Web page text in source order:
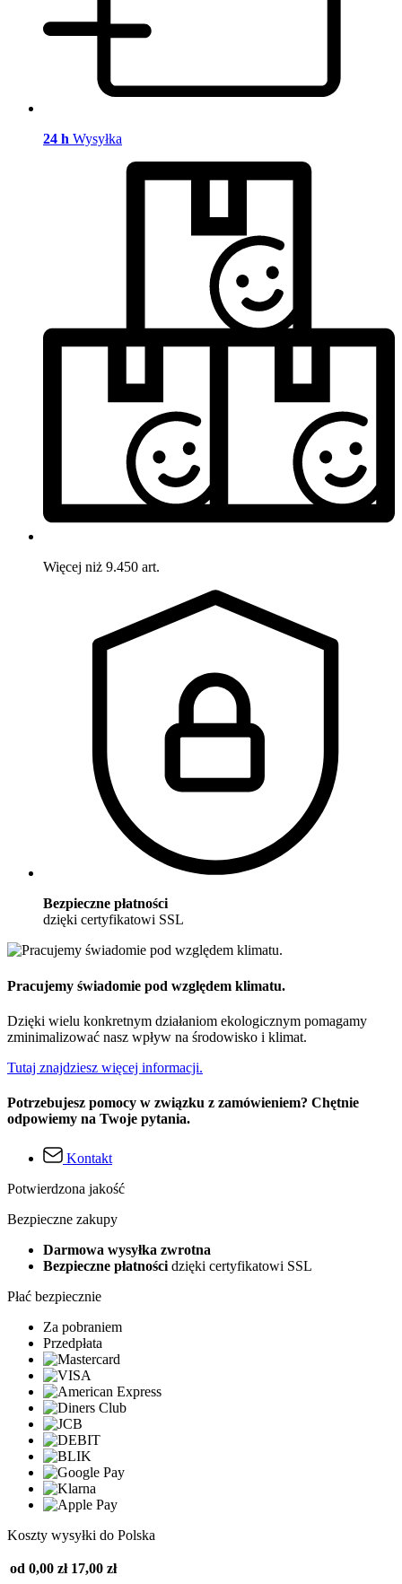
24 h Wysyłka
Więcej niż 9.450 art.
Bezpieczne płatności
dzięki certyfikatowi SSL
Pracujemy świadomie pod względem klimatu.
Dzięki wielu konkretnym działaniom ekologicznym pomagamy
zminimalizować nasz wpływ na środowisko i klimat.
Tutaj znajdziesz więcej informacji.
Potrzebujesz pomocy w związku z zamówieniem? Chętnie
odpowiemy na Twoje pytania.
Kontakt
Potwierdzona jakość
Bezpieczne zakupy
Darmowa wysyłka zwrotna
Bezpieczne płatności dzięki certyfikatowi SSL
Płać bezpiecznie
Za pobraniem
Przedpłata
Koszty wysyłki do Polska
od 0,00 zł 17,00 zł